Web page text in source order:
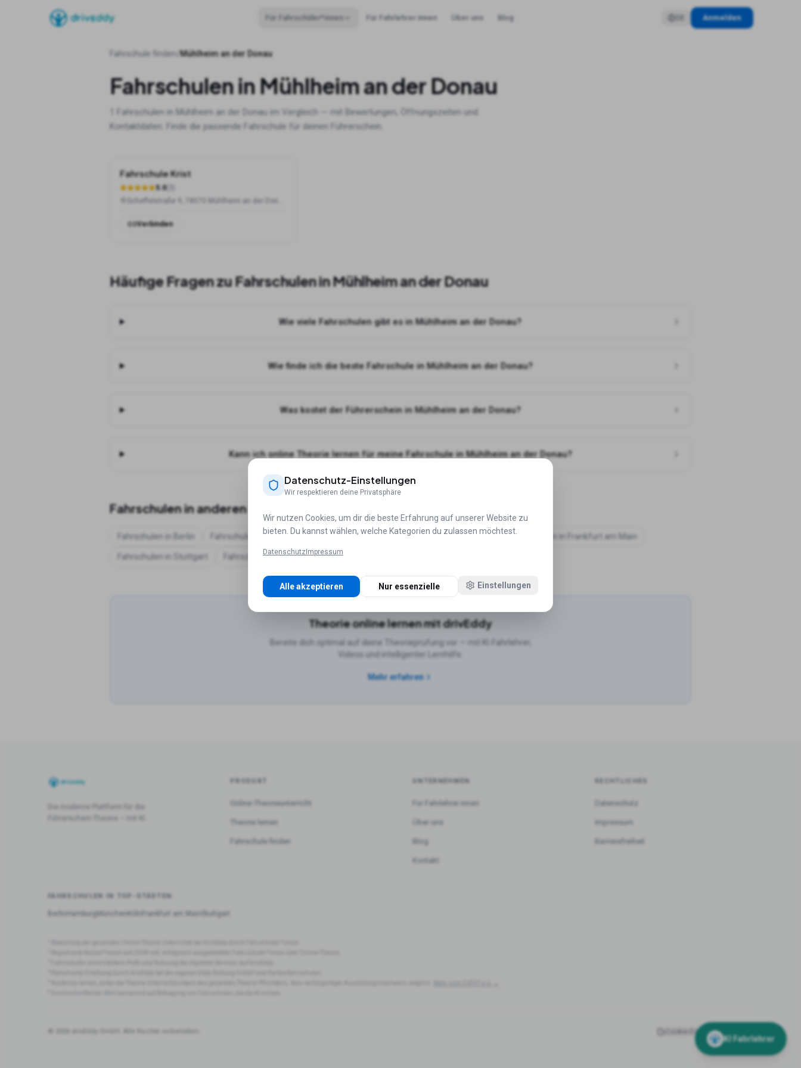
Für Fahrschüler*innen Für Fahrlehrer:innen Über uns Blog Anmelden
Fahrschule finden Mühlheim an der Donau
Fahrschulen inMühlheim an der Donau
Fahrschulen in Mühlheim an der Donau im Vergleich — mit Bewertungen, Öffnungszeiten und
Kontaktdaten. Finde die passende Fahrschule für deinen Führerschein.
Fahrschule Krist
5.0
Verbinden
Häufige Fragen zu Fahrschulen inMühlheim an der Donau
Wie viele Fahrschulen gibt es in Mühlheim an der Donau?
Wie finde ich die beste Fahrschule in Mühlheim an der Donau?
Was kostet der Führerschein in Mühlheim an der Donau?
Kann ich online Theorie lernen für meine Fahrschule in Mühlheim an der Donau?
Fahrschulen in anderen Städten
Fahrschulen in Berlin Fahrschulen inHamburg Fahrschulen inMünchen Fahrschulen inKöln Fahrschulen in Frankfurt am Main
Fahrschulen in Stuttgart Fahrschulen inDüsseldorf Fahrschulen in
Theorie online lernen mit drivEddy
Bereite dich optimal auf deine Theorieprüfung vor — mit KI-Fahrlehrer,
Videos und intelligenter Lernhilfe.
Mehr erfahren
PRODUKT
Online-Theorieunterricht
Theorie lernen
Fahrschule finden
UNTERNEHMEN
Für Fahrlehrer:innen
Über uns
Blog
Kontakt
RECHTLICHES
Datenschutz
Impressum
Barrierefreiheit
FAHRSCHULEN IN TOP-STÄDTEN
Berlin Hamburg München Frankfurt am Main Stuttgart
Cookie-Einstellungen
KI Fahrlehrer
Datenschutz-Einstellungen
Wir respektieren deine Privatsphäre
Wir nutzen Cookies, um dir die beste Erfahrung auf unserer Website zu
bieten. Du kannst wählen, welche Kategorien du zulassen möchtest.
DatenschutzImpressum
Alle akzeptieren Nur essenzielle Einstellungen